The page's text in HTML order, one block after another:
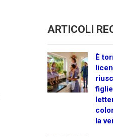
ARTICOLI
È
la